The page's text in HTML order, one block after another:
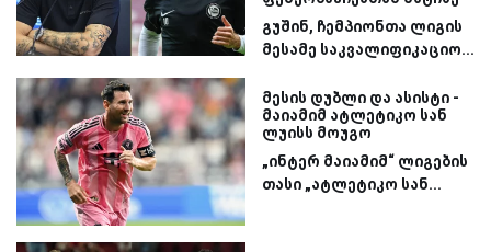
გუშინ, ჩემპიონთა ლიგის
მესამე საკვალიფიკაციო...
მესის დუბლი და ასისტი -
მაიამიმ ატლეტიკო სან
ლუისს მოუგო
„ინტერ მაიამიმ“ ლიგების
თასი „ატლეტიკო სან...